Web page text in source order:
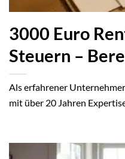
3000 Euro
Steuern –
Als erfahrener
mit über 20 Jahren